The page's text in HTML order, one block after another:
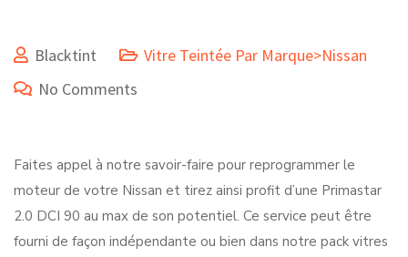
Blacktint
Vitre Teintée Par Marque>Nissan
No Comments
Faites appel à notre savoir-faire pour reprogrammer le
moteur de votre Nissan et tirez ainsi profit d’une Primastar
2.0 DCI 90 au max de son potentiel. Ce service peut être
fourni de façon indépendante ou bien dans notre pack vitres